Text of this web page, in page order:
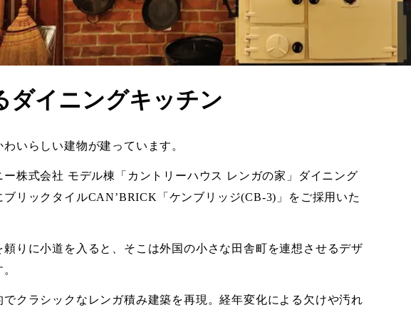
ダイニングキッチン
いらしい建物が建っています。
株式会社 モデル棟「カントリーハウス レンガの家」ダイニング
リックタイルCAN’BRICK「ケンブリッジ(CB-3)」をご採用いた
りに小道を入ると、そこは外国の小さな田舎町を連想させるデザ
クラシックなレンガ積み建築を再現。経年変化による欠けや汚れ